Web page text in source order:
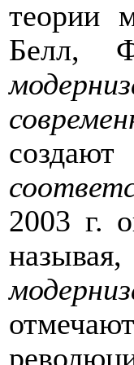
теории
Белл,
2003 г.